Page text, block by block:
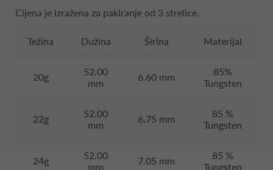
Cijena je izražena za pakiranje od 3 strelice.
Težina Dužina Širina Materijal
20g
52.00
mm
6.60 mm
85%
Tungsten
22g
52.00
mm
6.75 mm
85 %
Tungsten
24g
52.00
mm
7.05 mm
85 %
Tungsten